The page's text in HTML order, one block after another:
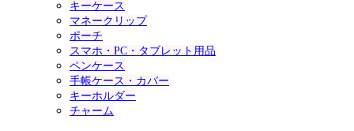
キーケース
マネークリップ
ポーチ
スマホ・PC・タブレット用品
ペンケース
手帳ケース・カバー
キーホルダー
チャーム